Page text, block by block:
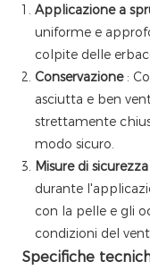
Applicazione a
uniforme e
colpite delle
Conservazione :
asciutta e ben
strettamente
modo sicuro.
Misure di sicurezza
durante
con la pelle e gli
condizioni del
Specifiche